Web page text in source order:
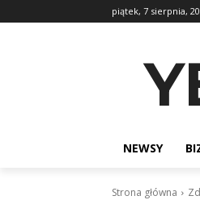
piątek, 7 sierpnia,
NEWSY
Strona główna